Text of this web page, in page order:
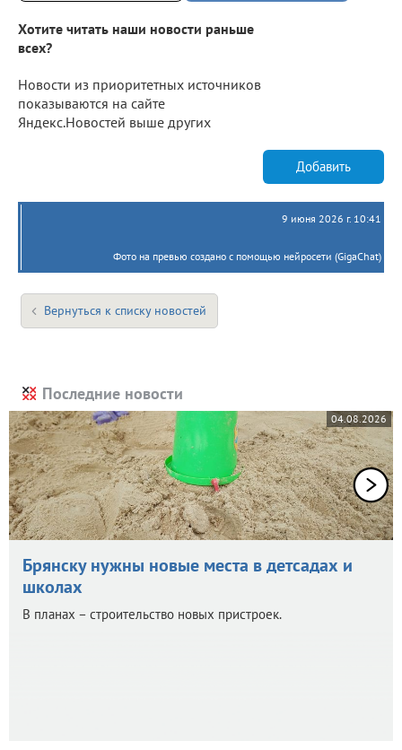
Хотите читать наши новости раньше
всех?
Новости из приоритетных источников
показываются на сайте
Яндекс.Новостей выше других
Добавить
9 июня 2026 г. 10:41
Фото на превью создано с помощью нейросети (GigaChat)
Вернуться к списку новостей
Последние новости
04.08.2026
Брянску нужны новые места в детсадах и
школах
В планах – строительство новых пристроек.